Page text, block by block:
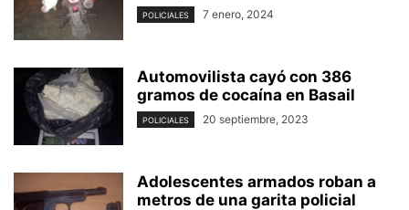
POLICIALES 7 enero, 2024
Automovilista cayó con 386
gramos de cocaína en Basail
POLICIALES 20 septiembre, 2023
Adolescentes armados roban a
metros de una garita policial